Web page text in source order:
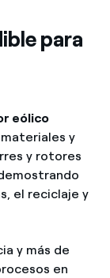
para
eólico
y
y rotores
el reciclaje y
y más de
en